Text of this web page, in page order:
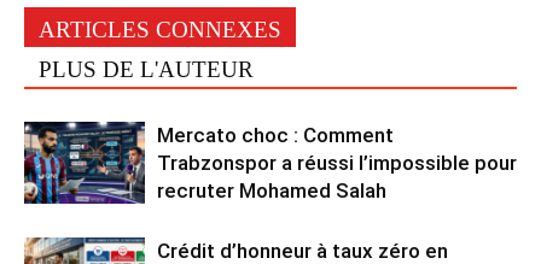
ARTICLES CONNEXES
PLUS DE L'AUTEUR
Mercato choc : Comment
Trabzonspor a réussi l’impossible pour
recruter Mohamed Salah
Crédit d’honneur à taux zéro en